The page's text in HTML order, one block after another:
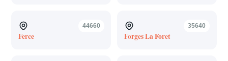
44660
Ferce
35640
Forges La Foret